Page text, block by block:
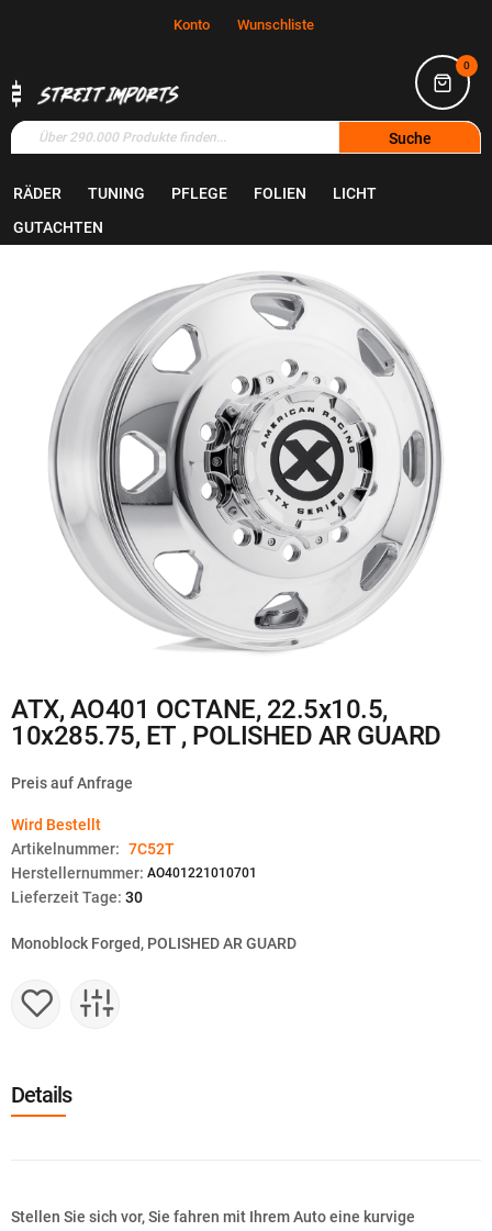
Konto Wunschliste
0
Suche
RÄDER TUNING PFLEGE FOLIEN
LICHT
GUTACHTEN
Zum
Ende
Zum
Anfang
der
Bildgalerie
ATX, AO401 OCTANE, 22.5x10.5,
10x285.75, ET , POLISHED AR GUARD
Preis auf Anfrage
Wird Bestellt
Artikelnummer: 7C52T
Herstellernummer: AO401221010701
Lieferzeit Tage: 30
Monoblock Forged, POLISHED AR GUARD
Details
Stellen Sie sich vor, Sie fahren mit Ihrem Auto eine kurvige